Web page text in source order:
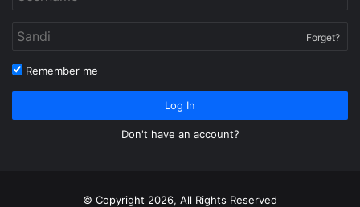
Forget?
Remember me
Log In
Don't have an account?
© Copyright 2026, All Rights Reserved